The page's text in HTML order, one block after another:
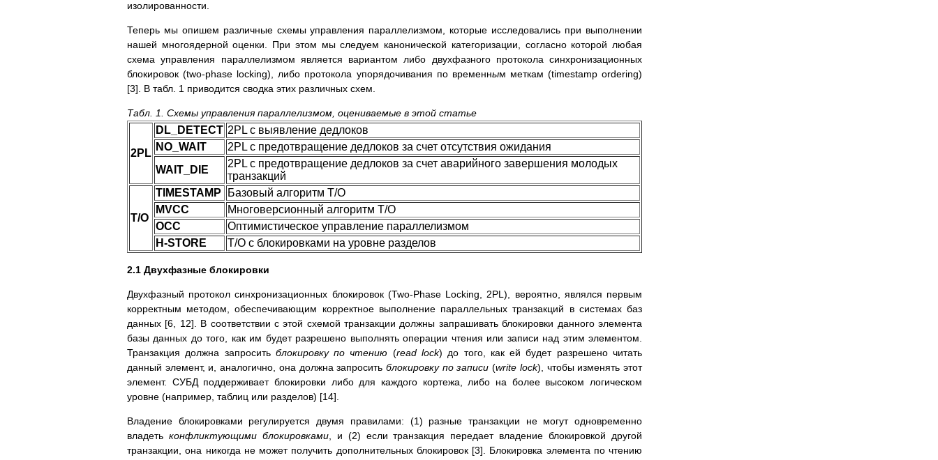
изолированности.
Теперь мы опишем различные схемы управления параллелизмом, которые исследовались при выполнении
нашей многоядерной оценки. При этом мы следуем канонической категоризации, согласно которой любая
схема управления параллелизмом является вариантом либо двухфазного протокола синхронизационных
блокировок (two-phase locking), либо протокола упорядочивания по временным меткам (timestamp ordering)
[3]. В табл. 1 приводится сводка этих различных схем.
Табл. 1. Схемы управления параллелизмом, оцениваемые в этой статье
2PL
DL_DETECT 2PL с выявление дедлоков
NO_WAIT
2PL с предотвращение дедлоков за счет отсутствия ожидания
WAIT_DIE
2PL с предотвращение дедлоков за счет аварийного завершения молодых
транзакций
T/O
TIMESTAMP
Базовый алгоритм T/O
MVCC
Многоверсионный алгоритм T/O
OCC
Оптимистическое управление параллелизмом
H-STORE
T/O с блокировками на уровне разделов
2.1 Двухфазные блокировки
Двухфазный протокол синхронизационных блокировок (Two-Phase Locking, 2PL), вероятно, являлся первым
корректным методом, обеспечивающим корректное выполнение параллельных транзакций в системах баз
данных [6, 12]. В соответствии с этой схемой транзакции должны запрашивать блокировки данного элемента
базы данных до того, как им будет разрешено выполнять операции чтения или записи над этим элементом.
Транзакция должна запросить блокировку по чтению (read lock) до того, как ей будет разрешено читать
данный элемент, и, аналогично, она должна запросить блокировку по записи (write lock), чтобы изменять этот
элемент. СУБД поддерживает блокировки либо для каждого кортежа, либо на более высоком логическом
уровне (например, таблиц или разделов) [14].
Владение блокировками регулируется двумя правилами: (1) разные транзакции не могут одновременно
владеть конфликтующими блокировками, и (2) если транзакция передает владение блокировкой другой
транзакции, она никогда не может получить дополнительных блокировок [3]. Блокировка элемента по чтению